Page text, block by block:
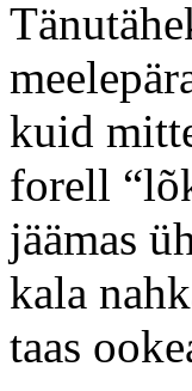
kuid
forell
jäämas
kala
taas